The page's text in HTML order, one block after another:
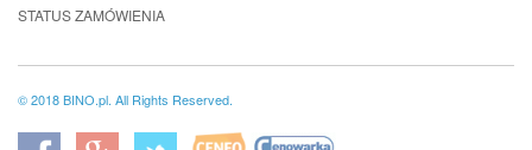
STATUS ZAMÓWIENIA
© 2018 BINO.pl. All Rights Reserved.